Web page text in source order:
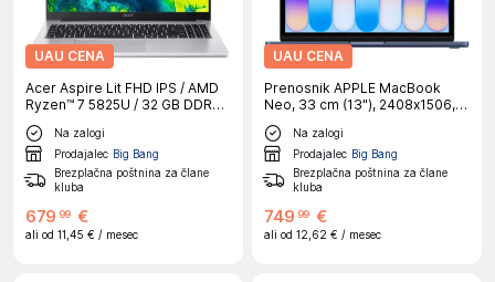
UAU CENA
Acer Aspire Lit FHD IPS / AMD
Ryzen™ 7 5825U / 32 GB DDR4
RAM / 1024 GB PCIe Gen3 SSD
/ AMD Radeon™ Graphics /
Windows 11 Home (64 Bit) /
Light Silver
Na zalogi
Prodajalec Big Bang
Brezplačna poštnina za člane
kluba
679 99 €
ali od 11,45 € / mesec
UAU CENA
Prenosnik APPLE MacBook
Neo, 33 cm (13"), 2408x1506,
IPS, A18 Pro (6/5), 8 GB RAM,
256 GB SSD, Indigo, macOS,
CRO
Na zalogi
Prodajalec Big Bang
Brezplačna poštnina za člane
kluba
749 99 €
ali od 12,62 € / mesec